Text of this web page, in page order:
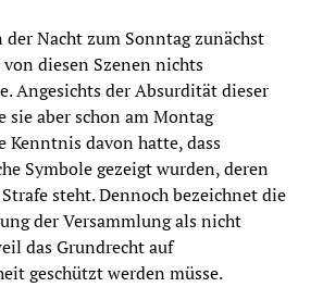
Nacht zum Sonntag zunächst
diesen Szenen nichts
Angesichts der Absurdität dieser
sie aber schon am Montag
Kenntnis davon hatte, dass
Symbole gezeigt wurden, deren
steht. Dennoch bezeichnet die
der Versammlung als nicht
das Grundrecht auf
geschützt werden müsse.